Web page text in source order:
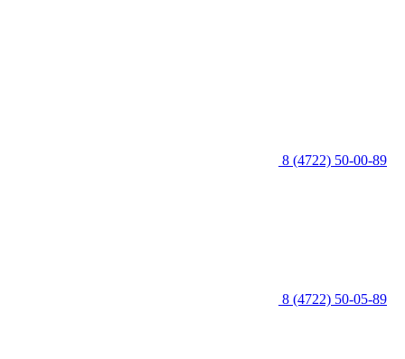
8 (4722) 50-00-89
8 (4722) 50-05-89